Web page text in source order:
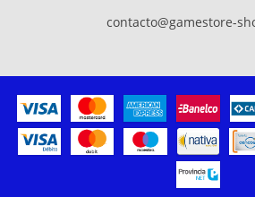
contacto@gamestore-